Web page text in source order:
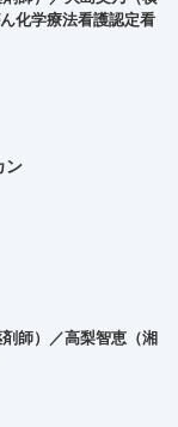
化学療法看護認定看
ン
師）／高梨智恵（湘